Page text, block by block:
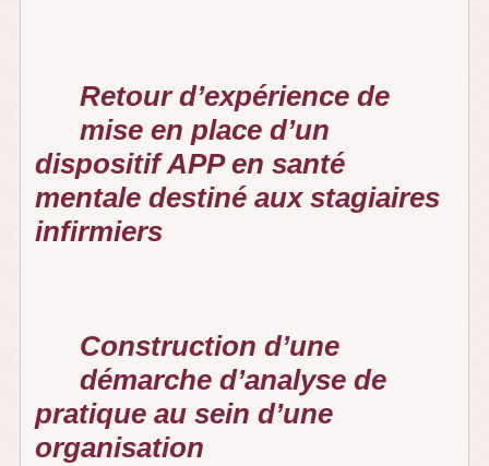
Retour d’expérience de
mise en place d’un
dispositif APP en santé
mentale destiné aux stagiaires
infirmiers
Construction d’une
démarche d’analyse de
pratique au sein d’une
organisation